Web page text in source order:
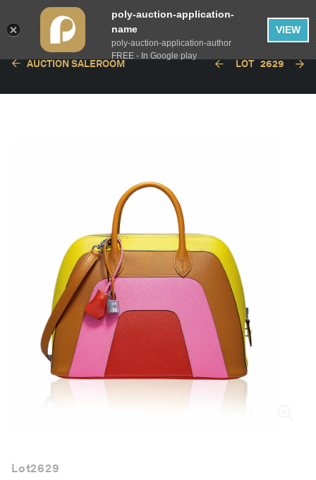
繁體中文
AUCTION SALEROOM LOT 2629
Lot2629
poly-auction-application-
name
poly-auction-application-author
FREE - In Google play
VIEW